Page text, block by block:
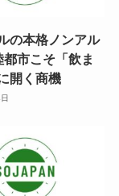
の本格ノンアル
市こそ「飲ま
開く商機